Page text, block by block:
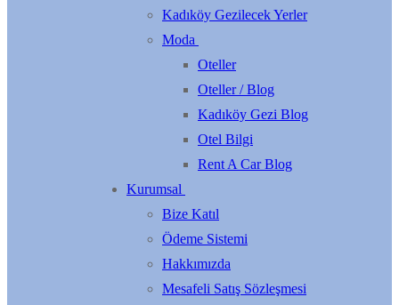
Kadıköy Gezilecek Yerler
Moda
Oteller
Oteller / Blog
Kadıköy Gezi Blog
Otel Bilgi
Rent A Car Blog
Kurumsal
Bize Katıl
Ödeme Sistemi
Hakkımızda
Mesafeli Satış Sözleşmesi